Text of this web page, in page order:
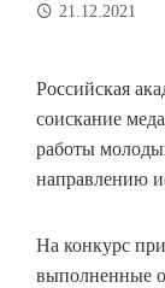
21.12.2021
Российская
соискание
работы
направлению
На конкурс
выполненные